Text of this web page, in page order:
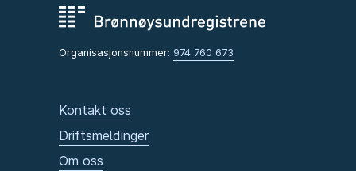
Organisasjonsnummer: 974 760 673
Kontakt oss
Driftsmeldinger
Om oss